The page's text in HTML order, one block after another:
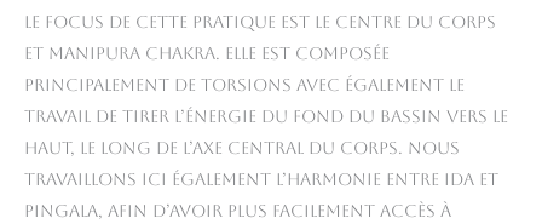
Le focus de cette pratique est le centre du corps
et manipura chakra. Elle est composée
principalement de torsions avec également le
travail de tirer l’énergie du fond du bassin vers le
haut, le long de l’axe central du corps. Nous
travaillons ici également l’harmonie entre Ida et
Pingala, afin d’avoir plus facilement accès à